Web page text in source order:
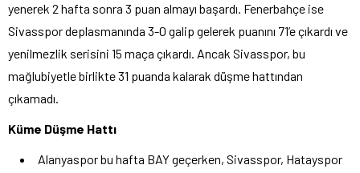
yenerek 2 hafta sonra 3 puan almayı başardı. Fenerbahçe ise
Sivasspor deplasmanında 3-0 galip gelerek puanını 71’e çıkardı ve
yenilmezlik serisini 15 maça çıkardı. Ancak Sivasspor, bu
mağlubiyetle birlikte 31 puanda kalarak düşme hattından
çıkamadı.
Küme Düşme Hattı
Alanyaspor bu hafta BAY geçerken, Sivasspor, Hatayspor